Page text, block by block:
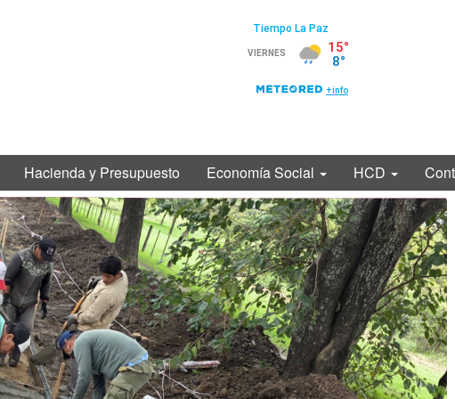
Hacienda y Presupuesto Economía Social HCD